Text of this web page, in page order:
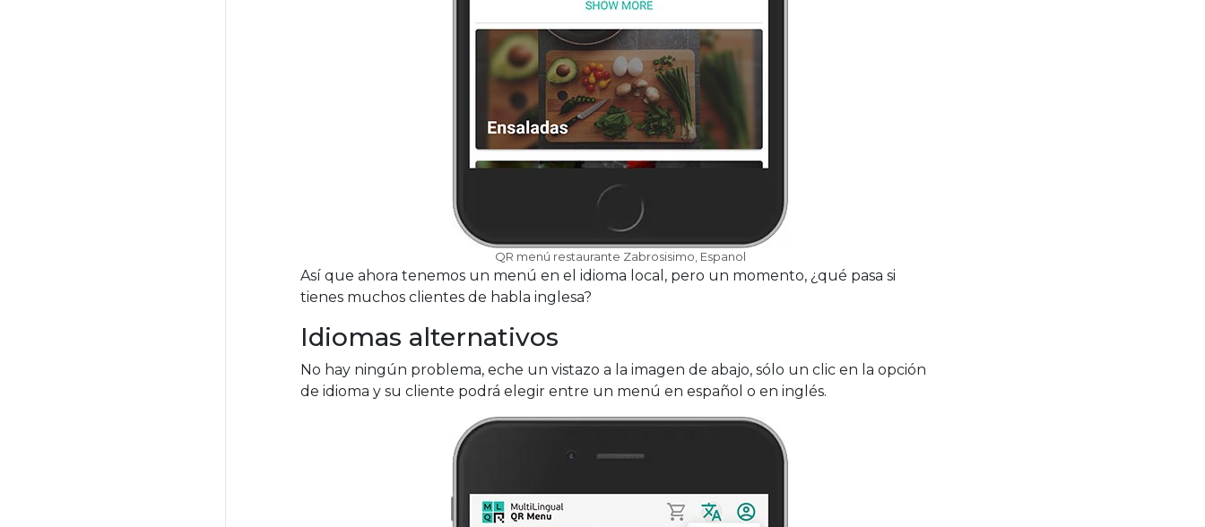
QR menú restaurante Zabrosisimo, Espanol
Así que ahora tenemos un menú en el idioma local, pero un momento, ¿qué pasa si
tienes muchos clientes de habla inglesa?
Idiomas alternativos
No hay ningún problema, eche un vistazo a la imagen de abajo, sólo un clic en la opción
de idioma y su cliente podrá elegir entre un menú en español o en inglés.